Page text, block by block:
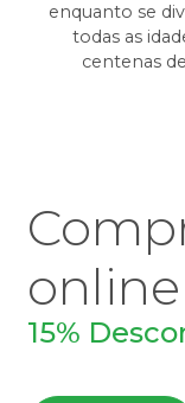
enquanto se
todas as
centenas
online
15%